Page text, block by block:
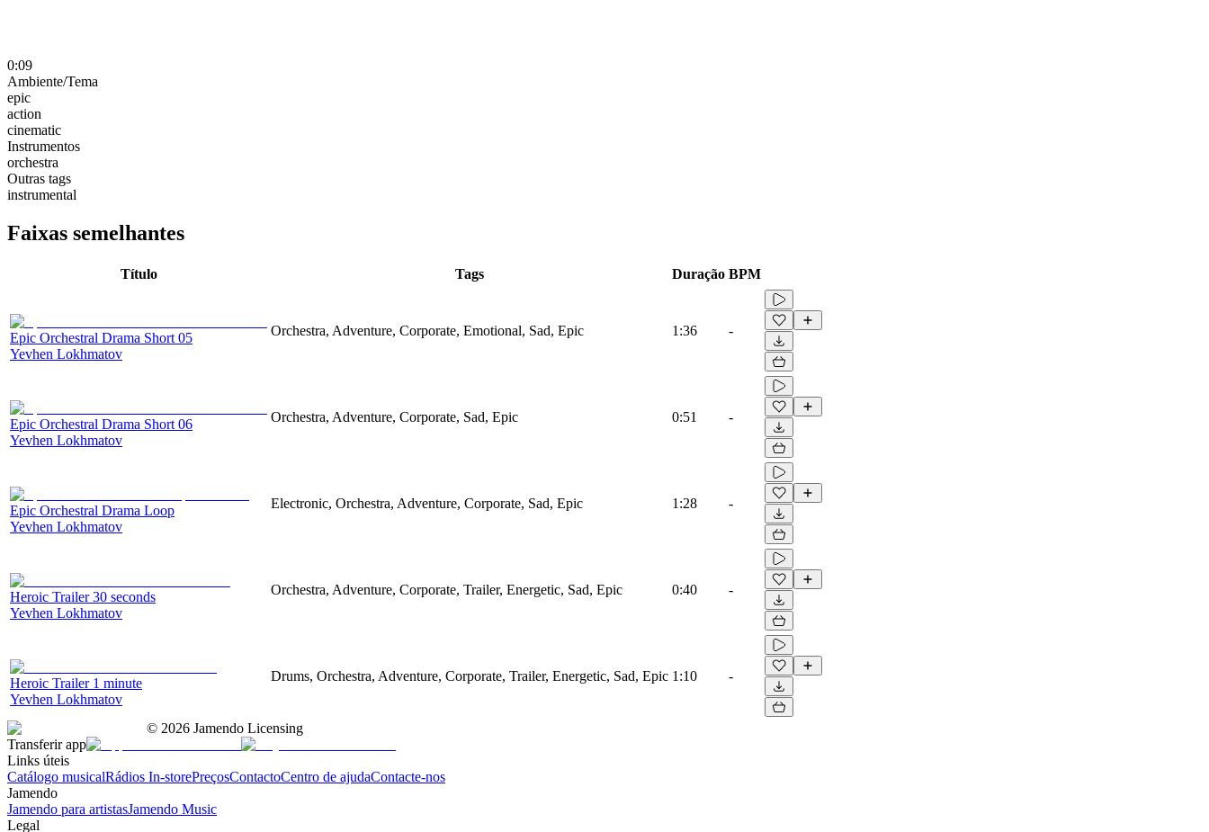
0:09
Ambiente/Tema
epic
action
cinematic
Instrumentos
orchestra
Outras tags
instrumental
Faixas semelhantes
Título Tags Duração BPM
Epic Orchestral Drama Short 05
Yevhen Lokhmatov
Orchestra, Adventure, Corporate, Emotional, Sad, Epic 1:36 -
Epic Orchestral Drama Short 06
Yevhen Lokhmatov
Orchestra, Adventure, Corporate, Sad, Epic 0:51 -
Epic Orchestral Drama Loop
Yevhen Lokhmatov
Electronic, Orchestra, Adventure, Corporate, Sad, Epic 1:28 -
Heroic Trailer 30 seconds
Yevhen Lokhmatov
Orchestra, Adventure, Corporate, Trailer, Energetic, Sad, Epic 0:40 -
Heroic Trailer 1 minute
Yevhen Lokhmatov
Drums, Orchestra, Adventure, Corporate, Trailer, Energetic, Sad, Epic 1:10 -
© 2026 Jamendo Licensing
Transferir app
Links úteis
Catálogo musicalRádios In-storePreçosContactoCentro de ajudaContacte-nos
Jamendo
Jamendo para artistasJamendo Music
Legal